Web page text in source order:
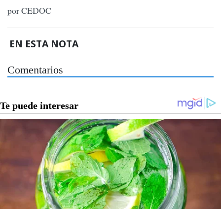
por CEDOC
EN ESTA NOTA
Comentarios